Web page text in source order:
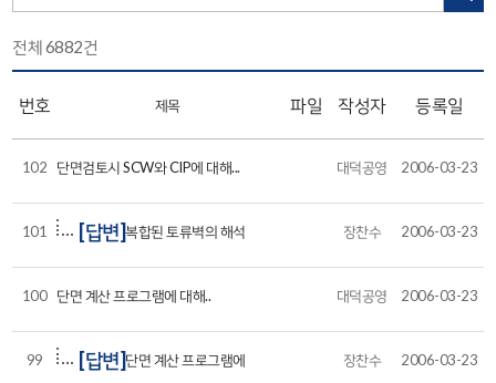
전체6882건
번호 제목 파일 작성자 등록일
102 단면검토시 SCW와 CIP에 대해... 대덕공영 2006-03-23
101 [답변]복합된 토류벽의 해석 장찬수 2006-03-23
100 단면 계산 프로그램에 대해.. 대덕공영 2006-03-23
99 [답변]단면 계산 프로그램에
장찬수 2006-03-23